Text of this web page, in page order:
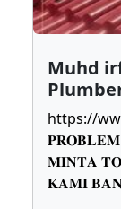
Muhd
https://
𝐌𝐈𝐍𝐓𝐀
𝐊𝐀𝐌𝐈